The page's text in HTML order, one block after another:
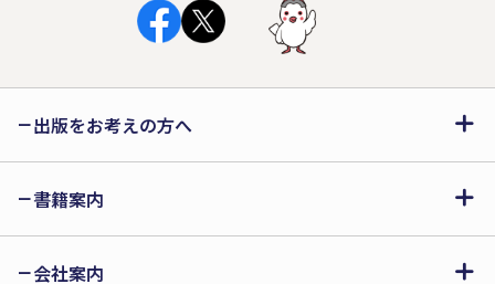
出版をお考えの方へ
書籍案内
会社案内